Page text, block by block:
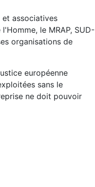
associatives
le MRAP, SUD-
organisations de
européenne
sans le
ne doit pouvoir